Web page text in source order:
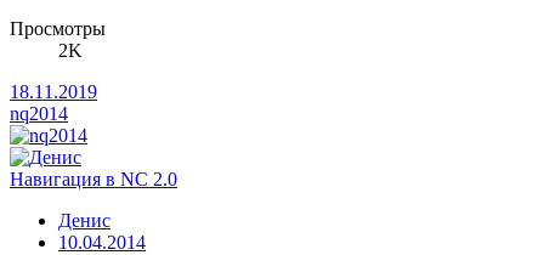
Просмотры
2K
18.11.2019
nq2014
Навигация в NC 2.0
Денис
10.04.2014